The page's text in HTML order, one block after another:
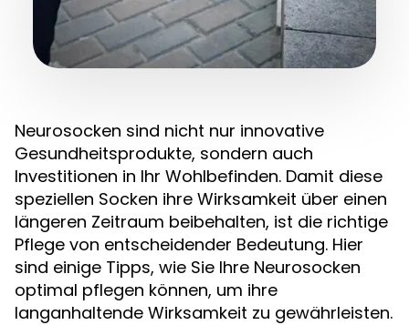
Neurosocken sind nicht nur innovative
Gesundheitsprodukte, sondern auch
Investitionen in Ihr Wohlbefinden. Damit diese
speziellen Socken ihre Wirksamkeit über einen
längeren Zeitraum beibehalten, ist die richtige
Pflege von entscheidender Bedeutung. Hier
sind einige Tipps, wie Sie Ihre Neurosocken
optimal pflegen können, um ihre
langanhaltende Wirksamkeit zu gewährleisten.